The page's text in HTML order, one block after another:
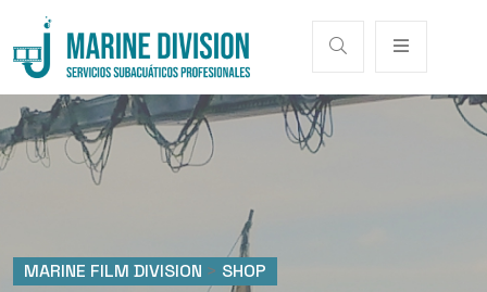
MARINE FILM DIVISION > SHOP